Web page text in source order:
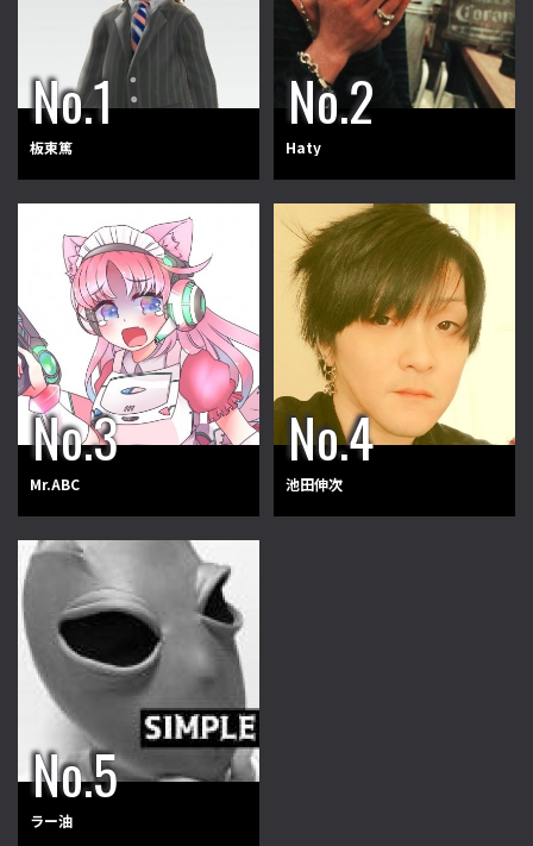
板東篤 Haty
Mr.ABC 池田伸次
ラー油